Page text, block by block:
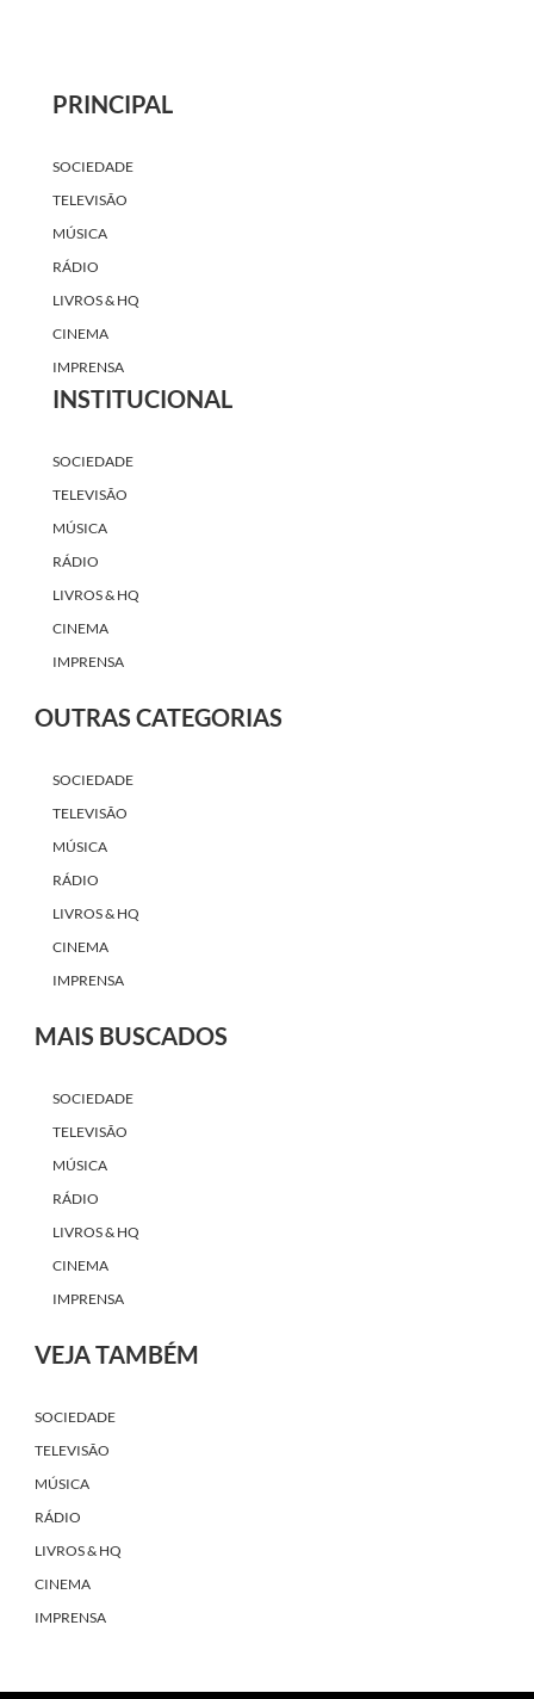
PRINCIPAL
SOCIEDADE
TELEVISÃO
MÚSICA
RÁDIO
LIVROS & HQ
CINEMA
IMPRENSA
INSTITUCIONAL
SOCIEDADE
TELEVISÃO
MÚSICA
RÁDIO
LIVROS & HQ
CINEMA
IMPRENSA
OUTRAS CATEGORIAS
SOCIEDADE
TELEVISÃO
MÚSICA
RÁDIO
LIVROS & HQ
CINEMA
IMPRENSA
MAIS BUSCADOS
SOCIEDADE
TELEVISÃO
MÚSICA
RÁDIO
LIVROS & HQ
CINEMA
IMPRENSA
VEJA TAMBÉM
SOCIEDADE
TELEVISÃO
MÚSICA
RÁDIO
LIVROS & HQ
CINEMA
IMPRENSA